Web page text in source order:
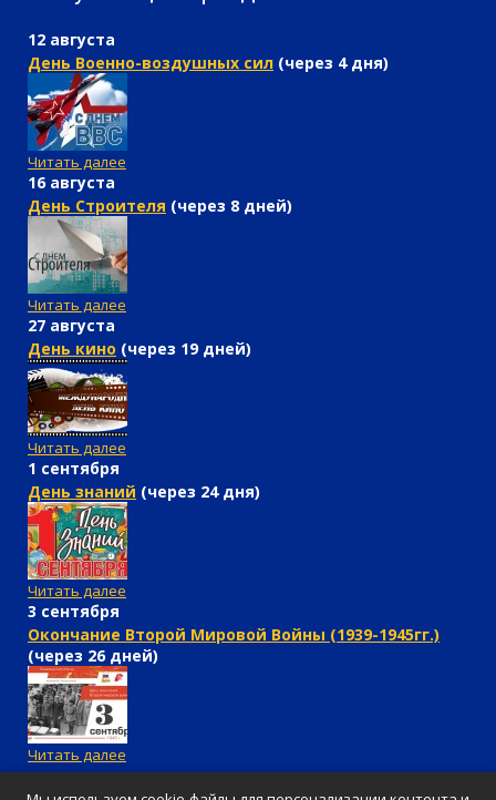
12 августа
День Военно-воздушных сил (через 4 дня)
Читать далее
16 августа
День Строителя (через 8 дней)
Читать далее
27 августа
День кино (через 19 дней)
Читать далее
1 сентября
День знаний (через 24 дня)
Читать далее
3 сентября
Окончание Второй Мировой Войны (1939-1945гг.)
(через 26 дней)
Читать далее